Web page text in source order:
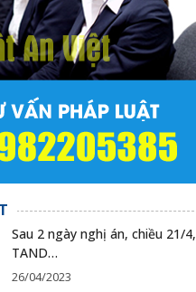
Sau 2 ngày nghị án, chiều 21/4,
TAND…
26/04/2023